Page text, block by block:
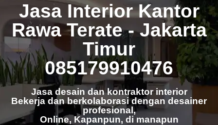
Jasa Interior Kantor
Rawa Terate - Jakarta
Timur
085179910476
Jasa desain dan kontraktor interior
Bekerja dan berkolaborasi dengan desainer
profesional,
Online, Kapanpun, di manapun